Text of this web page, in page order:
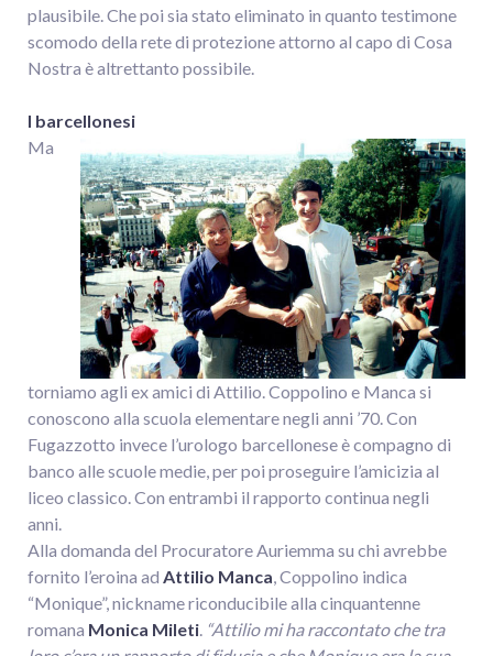
plausibile. Che poi sia stato eliminato in quanto testimone
scomodo della rete di protezione attorno al capo di Cosa
Nostra è altrettanto possibile.
I barcellonesi
Ma
torniamo agli ex amici di Attilio. Coppolino e Manca si
conoscono alla scuola elementare negli anni ’70. Con
Fugazzotto invece l’urologo barcellonese è compagno di
banco alle scuole medie, per poi proseguire l’amicizia al
liceo classico. Con entrambi il rapporto continua negli
anni.
Alla domanda del Procuratore Auriemma su chi avrebbe
fornito l’eroina ad Attilio Manca, Coppolino indica
“Monique”, nickname riconducibile alla cinquantenne
romana Monica Mileti. “Attilio mi ha raccontato che tra